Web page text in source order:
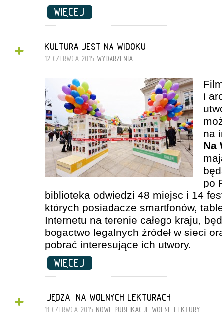
WIĘCEJ
+ KULTURA JEST NA WIDOKU
12 CZERWCA 2015 WYDARZENIA
i
na
Na
po
biblioteka odwiedzi 48 miejsc i 14
których posiadacze smartfonów,
Internetu na terenie całego kraju,
bogactwo legalnych źródeł w sieci
pobrać interesujące ich utwory.
WIĘCEJ
+ „JĘDZA” NA WOLNYCH LEKTURACH
11 CZERWCA 2015 NOWE PUBLIKACJE WOLNE LEKTURY